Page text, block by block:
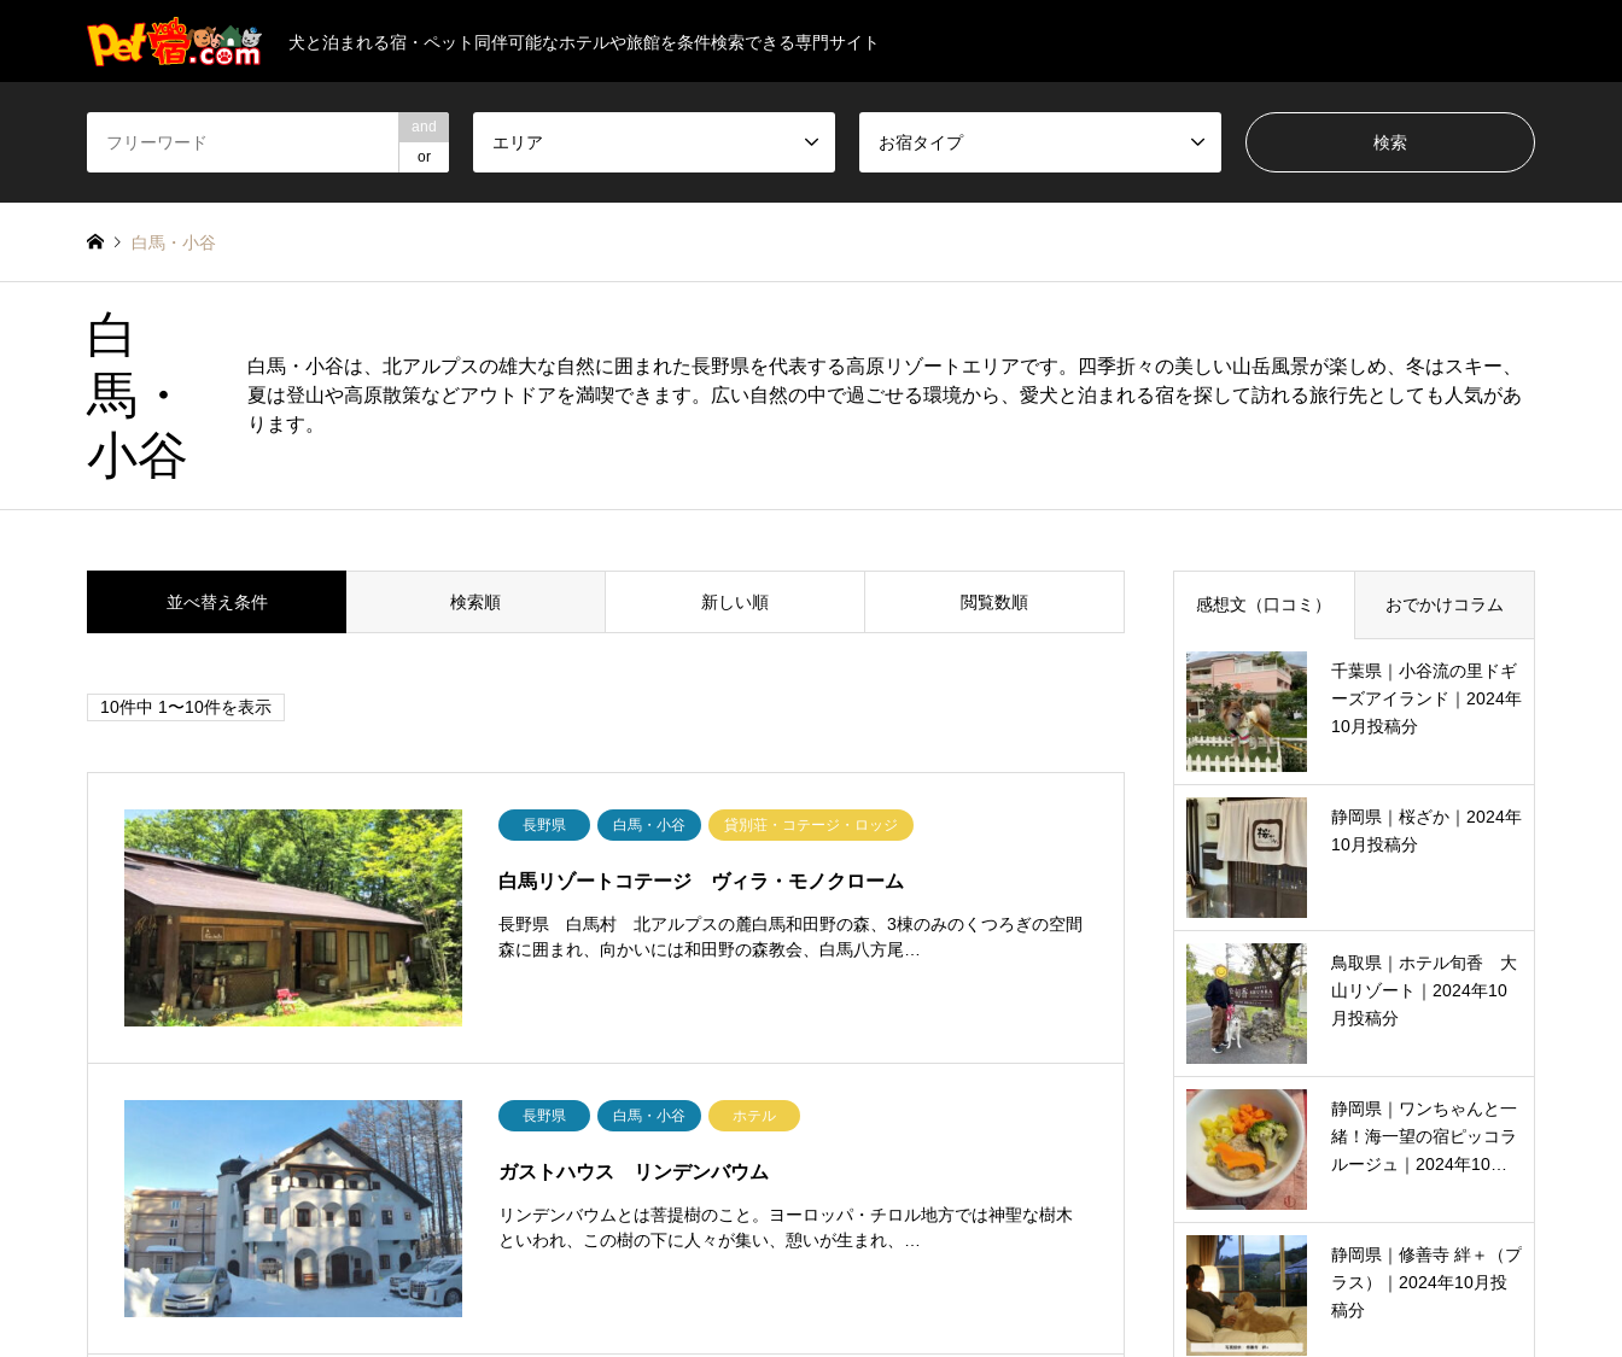
犬と泊まれる宿・ペット同伴可能なホテルや旅館を条件検索できる専門サイト
and
or
エリア お宿タイプ
白馬・小谷
白
馬・
小谷
白馬・小谷は、北アルプスの雄大な自然に囲まれた長野県を代表する高原リゾートエリアです。四季折々の美しい山岳風景が楽しめ、冬はスキー、
夏は登山や高原散策などアウトドアを満喫できます。広い自然の中で過ごせる環境から、愛犬と泊まれる宿を探して訪れる旅行先としても人気があ
ります。
並べ替え条件 検索順 新しい順 閲覧数順
10件中 1〜10件を表示
長野県 白馬・小谷 貸別荘・コテージ・ロッジ
白馬リゾートコテージ ヴィラ・モノクローム
長野県 白馬村 北アルプスの麓白馬和田野の森、3棟のみのくつろぎの空間
森に囲まれ、向かいには和田野の森教会、白馬八方尾…
長野県 白馬・小谷 ホテル
ガストハウス リンデンバウム
リンデンバウムとは菩提樹のこと。ヨーロッパ・チロル地方では神聖な樹木
といわれ、この樹の下に人々が集い、憩いが生まれ、…
感想文（口コミ） おでかけコラム
千葉県｜小谷流の里ドギ
ーズアイランド｜2024年
10月投稿分
静岡県｜桜ざか｜2024年
10月投稿分
鳥取県｜ホテル旬香 大
山リゾート｜2024年10
月投稿分
静岡県｜ワンちゃんと一
緒！海一望の宿ピッコラ
ルージュ｜2024年10…
静岡県｜修善寺 絆＋（プ
ラス）｜2024年10月投
稿分